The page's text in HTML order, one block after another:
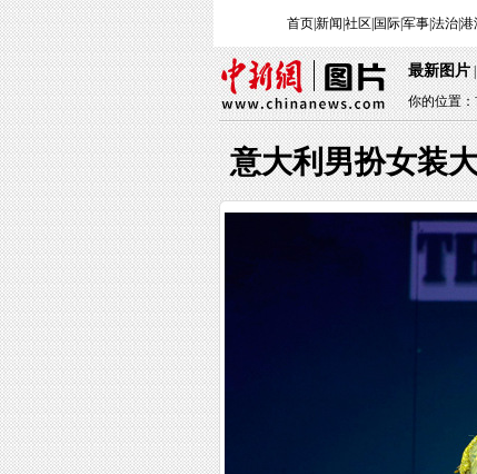
首页|新闻 社区 国际|军事|法治|港
最新图片|
你的位置：
意大利男扮女装